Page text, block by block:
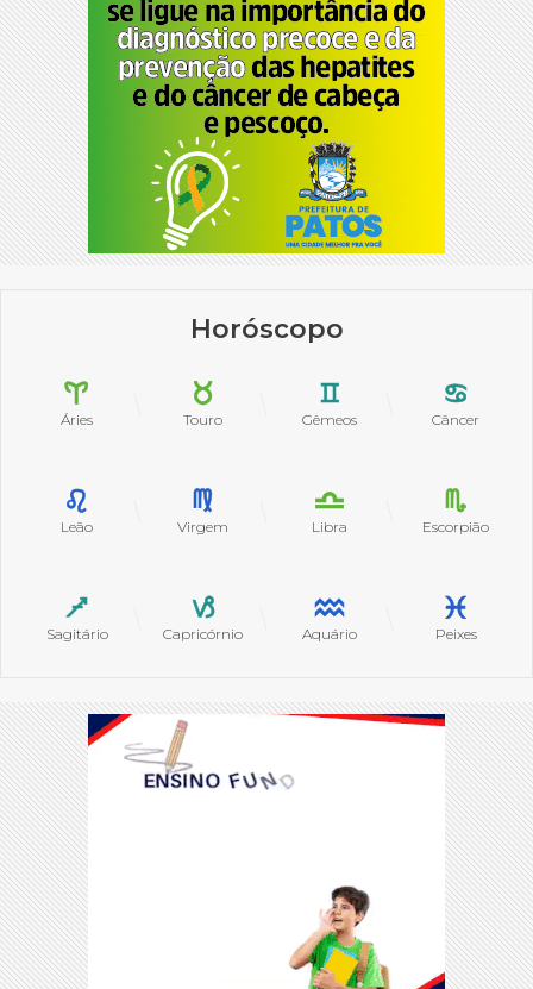
Horóscopo
Áries Touro Gêmeos Câncer
Leão Virgem Libra Escorpião
Sagitário Capricórnio Aquário Peixes